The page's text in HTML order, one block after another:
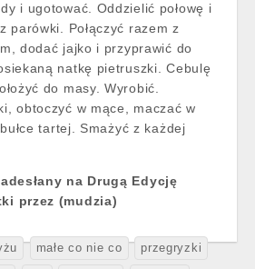
i ugotować. Oddzielić połowę i
parówki. Połączyć razem z
dodać jajko i przyprawić do
natkę pietruszki. Cebulę
do masy. Wyrobić.
obtoczyć w mące, maczać w
tartej. Smażyć z każdej
na Drugą Edycję
przez (mudzia)
małe co nie co przegryzki